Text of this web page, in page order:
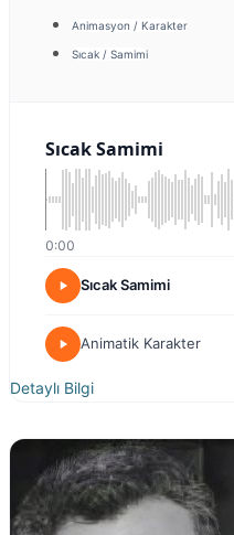
Animasyon / Karakter
Sıcak / Samimi
Sıcak Samimi
0:00
Sıcak Samimi
Animatik Karakter
Detaylı Bilgi